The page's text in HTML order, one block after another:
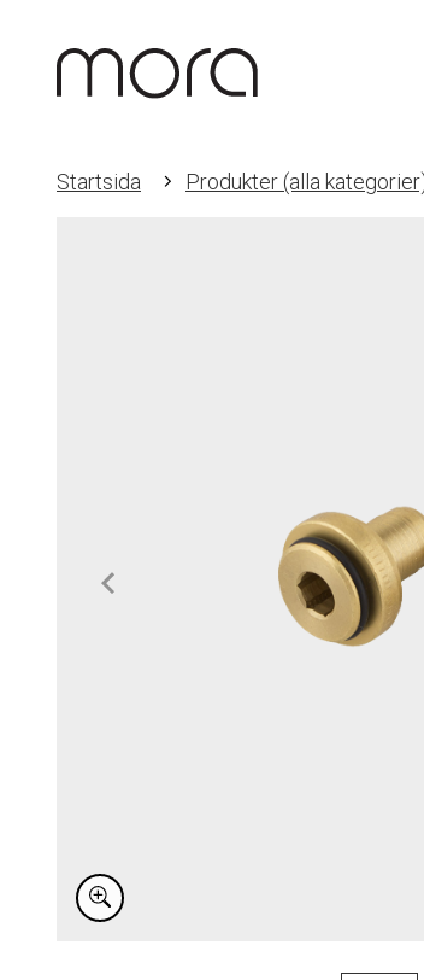
Startsida Produkter (alla